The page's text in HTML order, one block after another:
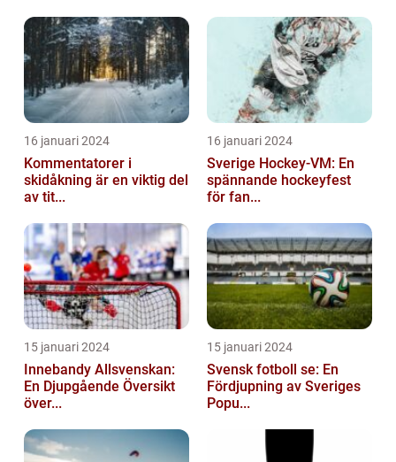
16 januari 2024
Kommentatorer i
skidåkning är en viktig del
av tit...
16 januari 2024
Sverige Hockey-VM: En
spännande hockeyfest
för fan...
15 januari 2024
Innebandy Allsvenskan:
En Djupgående Översikt
över...
15 januari 2024
Svensk fotboll se: En
Fördjupning av Sveriges
Popu...